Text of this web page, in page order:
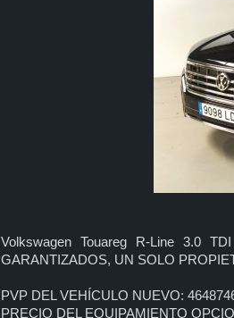
Volkswagen Touareg R-Line 3.0
GARANTIZADOS, UN SOLO
PVP DEL VEHÍCULO NUEVO:
PRECIO DEL EQUIPAMIENTO